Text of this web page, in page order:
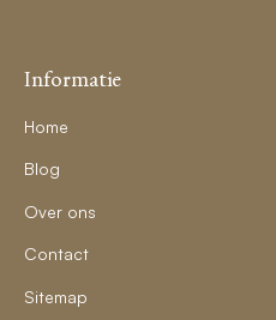
Informatie
Home
Blog
Over ons
Contact
Sitemap